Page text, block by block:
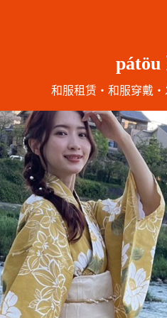
pátöu
和服租赁・和服穿戴